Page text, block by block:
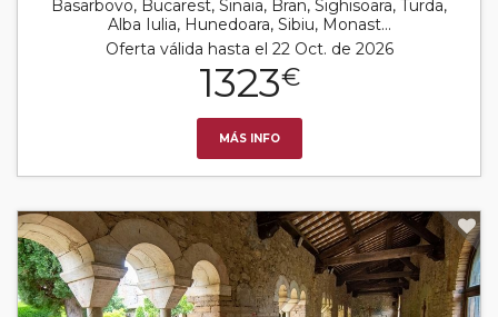
Basarbovo, Bucarest, Sinaia, Bran, Sighisoara, Turda,
Alba Iulia, Hunedoara, Sibiu, Monast...
Oferta válida hasta el 22 Oct. de 2026
1323€
MÁS INFO